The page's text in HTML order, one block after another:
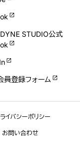
STUDIO公式
員登録フォーム
イバシーポリシー
お問い合わせ